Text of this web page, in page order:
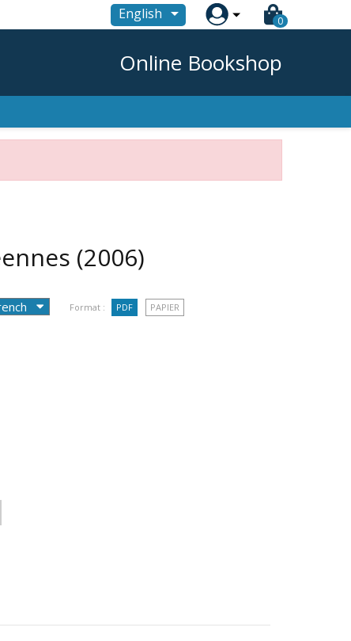
English  0
Online Bookshop
(2006)
Format : PDF PAPIER